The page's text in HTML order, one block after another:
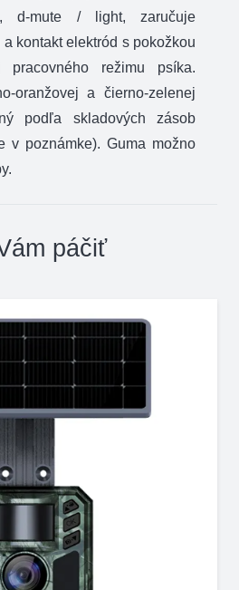
d-mute / light, zaručuje
kontakt elektród s pokožkou
režimu psíka.
oranžovej a čierno-zelenej
podľa skladových zásob
v poznámke). Guma možno
páčiť